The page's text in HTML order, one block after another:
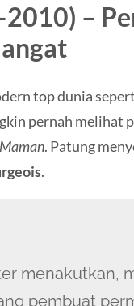
–
top dunia
pernah melihat
Maman. Patung
.
menakutkan,
pembuat